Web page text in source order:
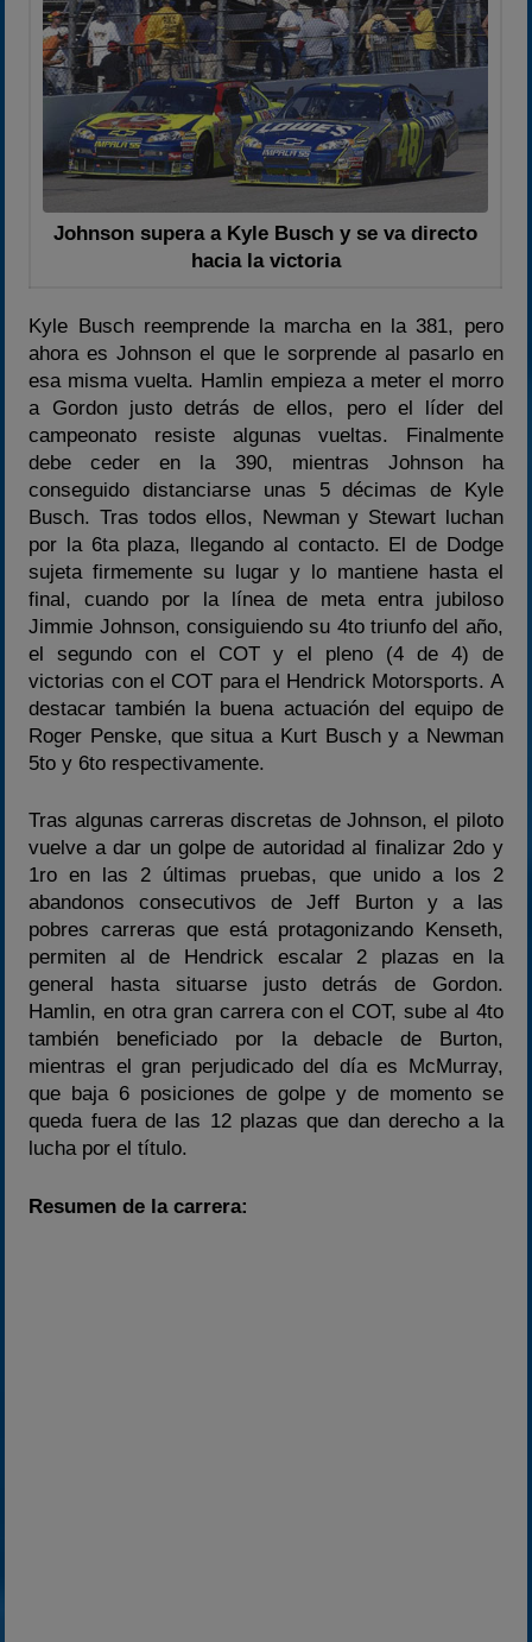
Johnson supera a Kyle Busch y se va directo
hacia la victoria
Kyle Busch reemprende la marcha en la 381, pero
ahora es Johnson el que le sorprende al pasarlo en
esa misma vuelta. Hamlin empieza a meter el morro
a Gordon justo detrás de ellos, pero el líder del
campeonato resiste algunas vueltas. Finalmente
debe ceder en la 390, mientras Johnson ha
conseguido distanciarse unas 5 décimas de Kyle
Busch. Tras todos ellos, Newman y Stewart luchan
por la 6ta plaza, llegando al contacto. El de Dodge
sujeta firmemente su lugar y lo mantiene hasta el
final, cuando por la línea de meta entra jubiloso
Jimmie Johnson, consiguiendo su 4to triunfo del año,
el segundo con el COT y el pleno (4 de 4) de
victorias con el COT para el Hendrick Motorsports. A
destacar también la buena actuación del equipo de
Roger Penske, que situa a Kurt Busch y a Newman
5to y 6to respectivamente.
Tras algunas carreras discretas de Johnson, el piloto
vuelve a dar un golpe de autoridad al finalizar 2do y
1ro en las 2 últimas pruebas, que unido a los 2
abandonos consecutivos de Jeff Burton y a las
pobres carreras que está protagonizando Kenseth,
permiten al de Hendrick escalar 2 plazas en la
general hasta situarse justo detrás de Gordon.
Hamlin, en otra gran carrera con el COT, sube al 4to
también beneficiado por la debacle de Burton,
mientras el gran perjudicado del día es McMurray,
que baja 6 posiciones de golpe y de momento se
queda fuera de las 12 plazas que dan derecho a la
lucha por el título.
Resumen de la carrera: